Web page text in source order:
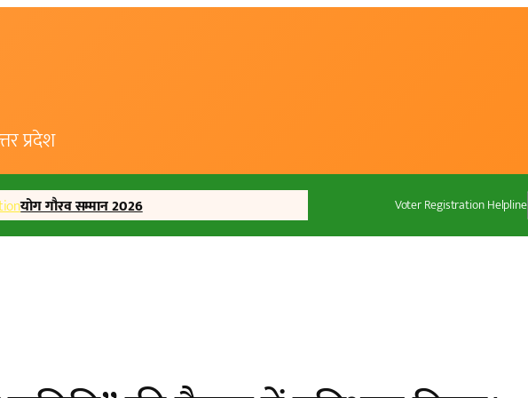
प्रदेश
योग गौरव सम्मान 2026 Voter Registration Helpline